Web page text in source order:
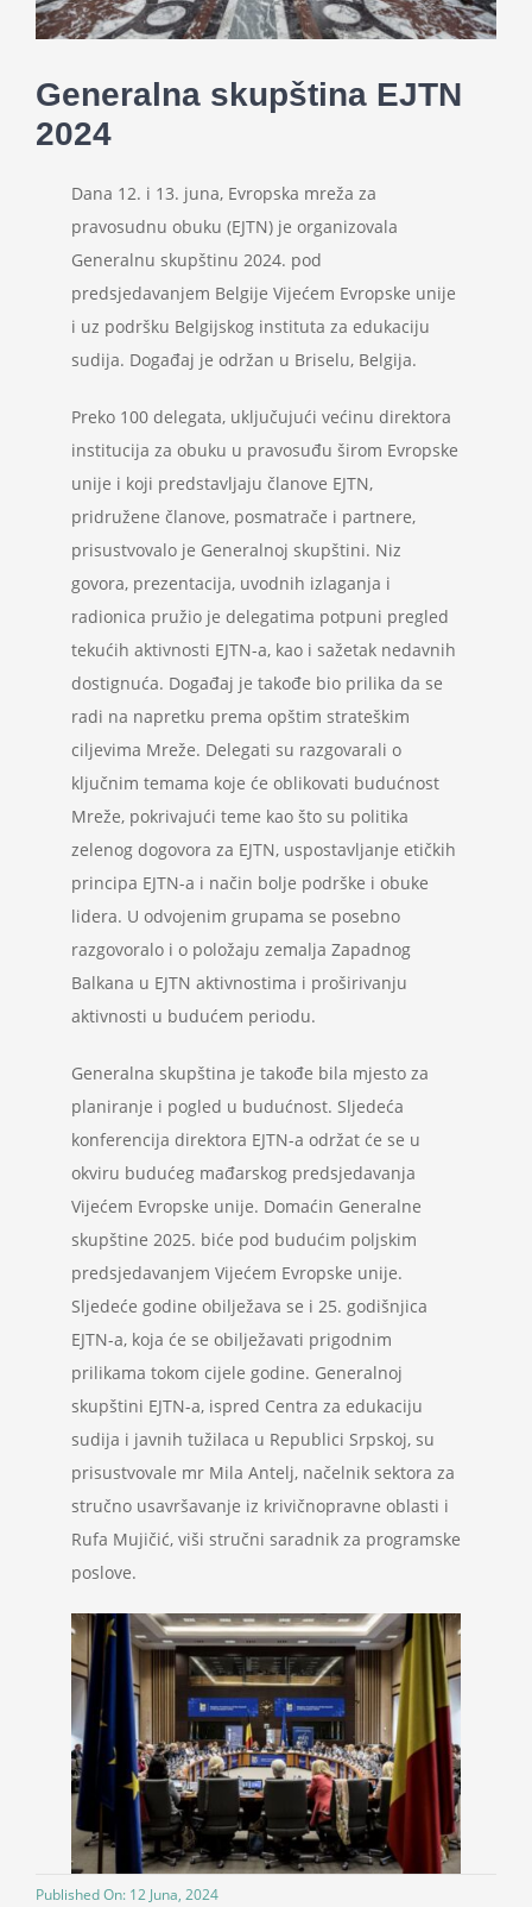
Projekti
Novosti
Generalna skupština EJTN
2024
Dana 12. i 13. juna, Evropska mreža za
pravosudnu obuku (EJTN) je organizovala
Generalnu skupštinu 2024. pod
predsjedavanjem Belgije Vijećem Evropske unije
i uz podršku Belgijskog instituta za edukaciju
sudija. Događaj je održan u Briselu, Belgija.
Preko 100 delegata, uključujući većinu direktora
institucija za obuku u pravosuđu širom Evropske
unije i koji predstavljaju članove EJTN,
pridružene članove, posmatrače i partnere,
prisustvovalo je Generalnoj skupštini. Niz
govora, prezentacija, uvodnih izlaganja i
radionica pružio je delegatima potpuni pregled
tekućih aktivnosti EJTN-a, kao i sažetak nedavnih
dostignuća. Događaj je takođe bio prilika da se
radi na napretku prema opštim strateškim
ciljevima Mreže. Delegati su razgovarali o
ključnim temama koje će oblikovati budućnost
Mreže, pokrivajući teme kao što su politika
zelenog dogovora za EJTN, uspostavljanje etičkih
principa EJTN-a i način bolje podrške i obuke
lidera. U odvojenim grupama se posebno
razgovoralo i o položaju zemalja Zapadnog
Balkana u EJTN aktivnostima i proširivanju
aktivnosti u budućem periodu.
Generalna skupština je takođe bila mjesto za
planiranje i pogled u budućnost. Sljedeća
konferencija direktora EJTN-a održat će se u
okviru budućeg mađarskog predsjedavanja
Vijećem Evropske unije. Domaćin Generalne
skupštine 2025. biće pod budućim poljskim
predsjedavanjem Vijećem Evropske unije.
Sljedeće godine obilježava se i 25. godišnjica
EJTN-a, koja će se obilježavati prigodnim
prilikama tokom cijele godine. Generalnoj
skupštini EJTN-a, ispred Centra za edukaciju
sudija i javnih tužilaca u Republici Srpskoj, su
prisustvovale mr Mila Antelj, načelnik sektora za
stručno usavršavanje iz krivičnopravne oblasti i
Rufa Mujičić, viši stručni saradnik za programske
poslove.
Published On: 12 Juna, 2024